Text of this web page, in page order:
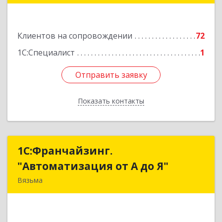
Клиентов на сопровождении
72
1С:Специалист
1
Отправить заявку
Показать контакты
Отправить заявку
Назад
1С:Франчайзинг.
"Автоматизация от А до Я"
Вязьма
1С:Франчайзинг.
"Автоматизация от А до Я"